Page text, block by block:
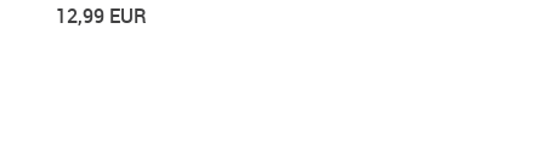
12,99 EUR